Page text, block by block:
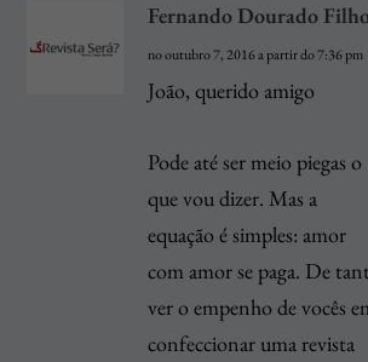
Fernando Dourado
no outubro 7, 2016 a partir do 7:36 pm
João, querido amigo
Pode até ser meio piegas o
que vou dizer. Mas a
equação é simples: amor
com amor se paga. De
ver o empenho de vocês
confeccionar uma revista